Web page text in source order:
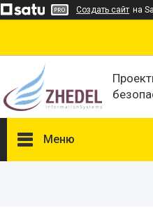
Создать сайт на
Меню